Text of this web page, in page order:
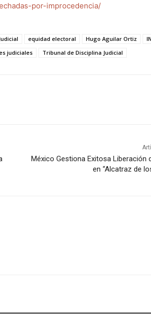
por-improcedencia/
equidad electoral Hugo Aguilar Ortiz
judiciales Tribunal de Disciplina Judicial
México Gestiona Exitosa Liberación
en “Alcatraz de